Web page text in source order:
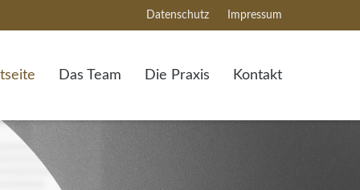
Datenschutz Impressum
Das Team Die Praxis Kontakt